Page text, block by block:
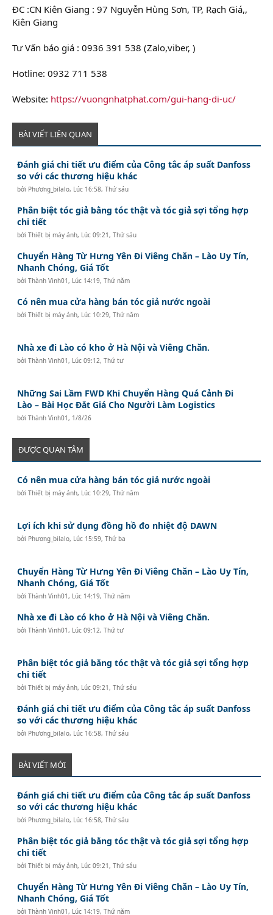
ĐC :CN Kiên Giang : 97 Nguyễn Hùng Sơn, TP, Rạch Giá,,
Kiên Giang
Tư Vấn báo giá : 0936 391 538 (Zalo,viber, )
Hotline: 0932 711 538
Website: https://vuongnhatphat.com/gui-hang-di-uc/
BÀI VIẾT LIÊN QUAN
Đánh giá chi tiết ưu điểm của Công tắc áp suất Danfoss
so với các thương hiệu khác
bởi Phương_bilalo, Lúc 16:58, Thứ sáu
Phân biệt tóc giả bằng tóc thật và tóc giả sợi tổng hợp
chi tiết
bởiThiết bị máy ảnh, Lúc 09:21, Thứ sáu
Chuyển Hàng Từ Hưng Yên Đi Viêng Chăn – Lào Uy Tín,
Nhanh Chóng, Giá Tốt
bởiThành Vinh01 , Lúc 14:19, Thứ năm
Có nên mua cửa hàng bán tóc giả nước ngoài
bởiThiết bị máy ảnh, Lúc 10:29, Thứ năm
Nhà xe đi Lào có kho ở Hà Nội và Viêng Chăn.
bởiThành Vinh01 , Lúc 09:12, Thứ tư
Những Sai Lầm FWD Khi Chuyển Hàng Quá Cảnh Đi
Lào – Bài Học Đắt Giá Cho Người Làm Logistics
bởiThành Vinh01 , 1/8/26
ĐƯỢC QUAN TÂM
Có nên mua cửa hàng bán tóc giả nước ngoài
bởiThiết bị máy ảnh, Lúc 10:29, Thứ năm
Lợi ích khi sử dụng đồng hồ đo nhiệt độ DAWN
bởi Phương_bilalo, Lúc 15:59, Thứ ba
Chuyển Hàng Từ Hưng Yên Đi Viêng Chăn – Lào Uy Tín,
Nhanh Chóng, Giá Tốt
bởiThành Vinh01 , Lúc 14:19, Thứ năm
Nhà xe đi Lào có kho ở Hà Nội và Viêng Chăn.
bởiThành Vinh01 , Lúc 09:12, Thứ tư
Phân biệt tóc giả bằng tóc thật và tóc giả sợi tổng hợp
chi tiết
bởiThiết bị máy ảnh, Lúc 09:21, Thứ sáu
Đánh giá chi tiết ưu điểm của Công tắc áp suất Danfoss
so với các thương hiệu khác
bởi Phương_bilalo, Lúc 16:58, Thứ sáu
BÀI VIẾT MỚI
Đánh giá chi tiết ưu điểm của Công tắc áp suất Danfoss
so với các thương hiệu khác
bởi Phương_bilalo, Lúc 16:58, Thứ sáu
Phân biệt tóc giả bằng tóc thật và tóc giả sợi tổng hợp
chi tiết
bởiThiết bị máy ảnh, Lúc 09:21, Thứ sáu
Chuyển Hàng Từ Hưng Yên Đi Viêng Chăn – Lào Uy Tín,
Nhanh Chóng, Giá Tốt
bởiThành Vinh01 , Lúc 14:19, Thứ năm